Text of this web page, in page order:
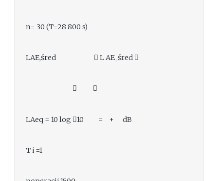
n= 30 (T=28 800 s)
LAE,śred  L AE ,śred 
 
LAeq = 10 log 10 = + dB
T i =1